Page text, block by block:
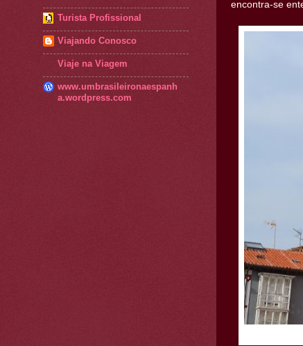
encontra-se
Turista Profissional
Viajando Conosco
Viaje na Viagem
www.umbrasileironaespanh
a.wordpress.com